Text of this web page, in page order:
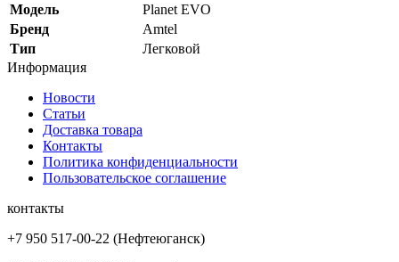
Модель
Planet EVO
Бренд
Amtel
Тип
Легковой
Информация
Новости
Статьи
Доставка товара
Контакты
Политика конфиденциальности
Пользовательское соглашение
контакты
+7 950 517-00-22 (Нефтеюганск)